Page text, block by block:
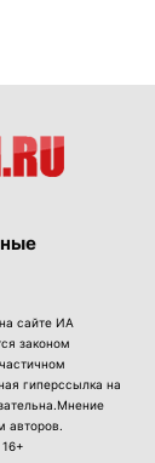
сайте ИА
законом
гиперссылка на
авторов.